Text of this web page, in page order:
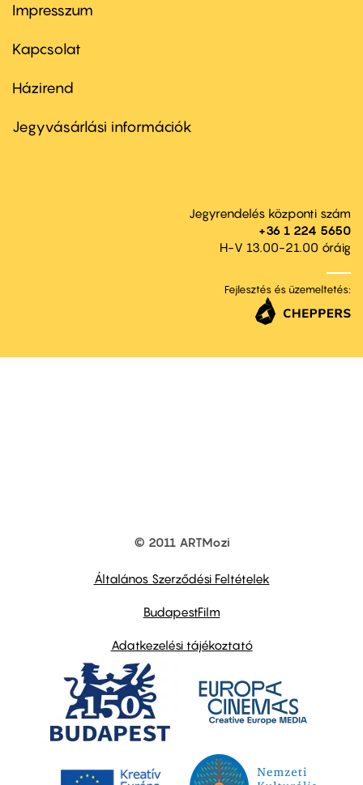
Footer
first
Impresszum
Kapcsolat
Footer
second
Házirend
Jegyvásárlási információk
Jegyrendelés központi szám
+36 1 224 5650
H-V 13.00-21.00 óráig
Fejlesztés és üzemeltetés:
© 2011 ARTMozi
Általános Szerződési Feltételek
BudapestFilm
Adatkezelési tájékoztató